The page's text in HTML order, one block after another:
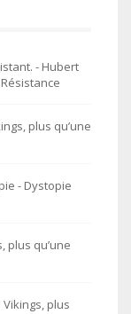
- Hubert
plus qu’une
- Dystopie
plus qu’une
plus